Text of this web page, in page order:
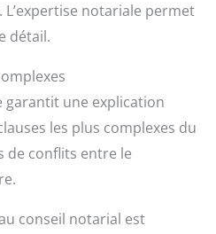
notariale permet
détail.
garantit une explication
les plus complexes du
de conflits entre le
conseil notarial est